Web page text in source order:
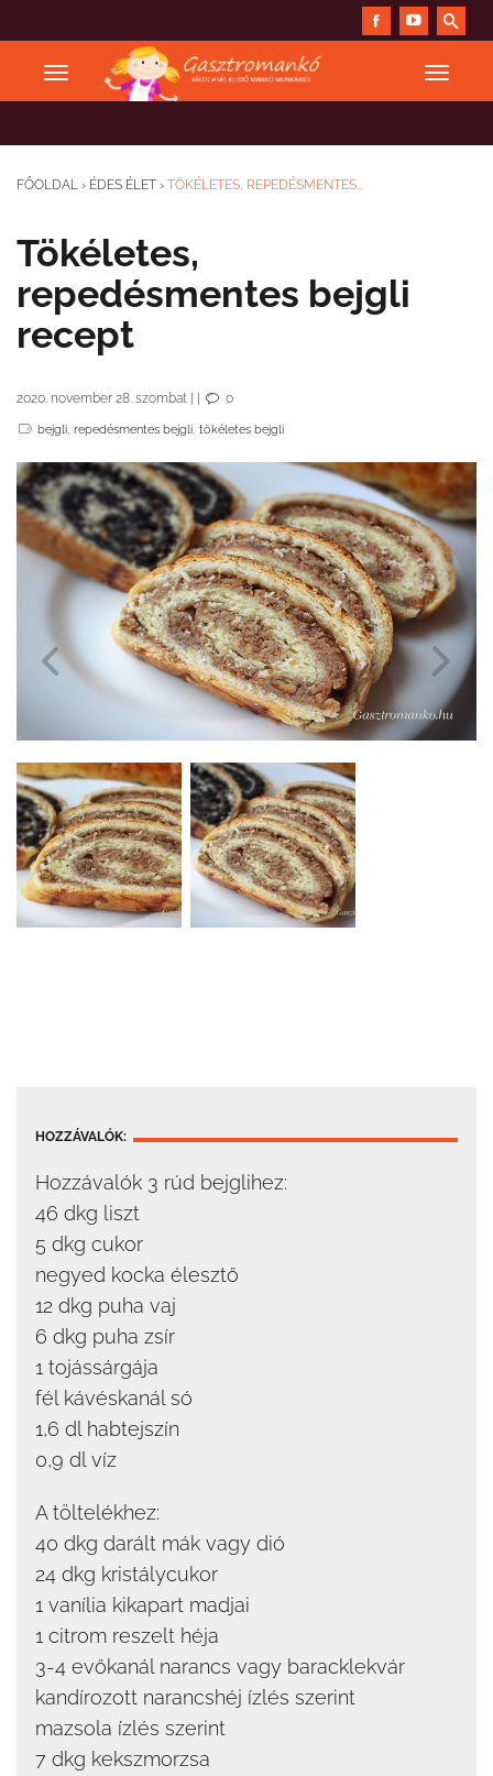
FŐOLDAL › ÉDES ÉLET › TÖKÉLETES, REPEDÉSMENTES...
Tökéletes,
repedésmentes bejgli
recept
2020. november 28. szombat | | 0
bejgli, repedésmentes bejgli, tökéletes bejgli
HOZZÁVALÓK:
Hozzávalók 3 rúd bejglihez:
46 dkg liszt
5 dkg cukor
negyed kocka élesztő
12 dkg puha vaj
6 dkg puha zsír
1 tojássárgája
fél kávéskanál só
1,6 dl habtejszín
0,9 dl víz
A töltelékhez:
40 dkg darált mák vagy dió
24 dkg kristálycukor
1 vanília kikapart madjai
1 citrom reszelt héja
3-4 evőkanál narancs vagy baracklekvár
kandírozott narancshéj ízlés szerint
mazsola ízlés szerint
7 dkg kekszmorzsa